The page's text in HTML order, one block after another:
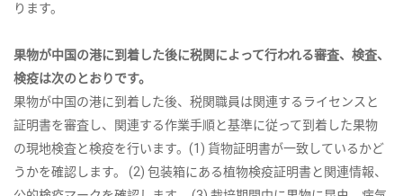
ります。
果物が中国の港に到着した後に税関によって行われる審査、検査、
検疫は次のとおりです。
果物が中国の港に到着した後、税関職員は関連するライセンスと
証明書を審査し、関連する作業手順と基準に従って到着した果物
の現地検査と検疫を行います。(1) 貨物証明書が一致しているかど
うかを確認します。 (2) 包装箱にある植物検疫証明書と関連情報、